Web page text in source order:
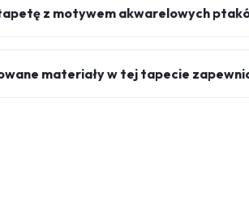
z motywem akwarelowych
materiały w tej tapecie